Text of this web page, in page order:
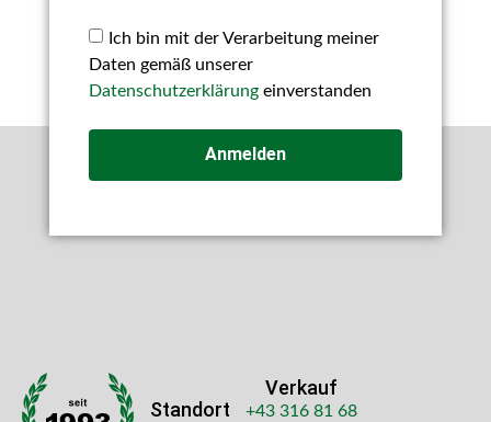
Ich bin mit der Verarbeitung meiner
Daten gemäß unserer
Datenschutzerklärungeinverstanden
Anmelden
Standort
Verkauf
+43 316 81 68